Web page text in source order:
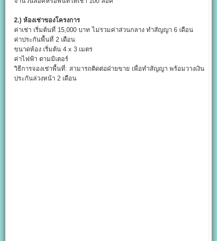
2.) ห้องเช่าของโครงการ
ค่าเช่า เริ่มต้นที่ 15,000 บาท ไม่รวมค่าส่วนกลาง ทำสัญญา 6 เดือน
ค่าประกันพื้นที่ 2 เดือน
ขนาดห้อง เริ่มต้น 4 x 3 เมตร
ค่าไฟฟ้า ตามมิเตอร์
วิธีการจองเช่าพื้นที่: สามารถติดต่อฝ่ายขาย เพื่อทำสัญญา พร้อมวางเงิน
ประกันล่วงหน้า 2 เดือน